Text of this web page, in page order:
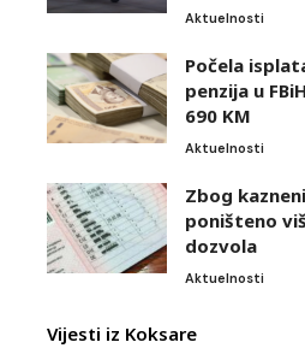
Aktuelnosti
Počela
penzija u
690 KM
Aktuelnosti
Zbog
poništeno
dozvola
Aktuelnosti
Vijesti iz Koksare